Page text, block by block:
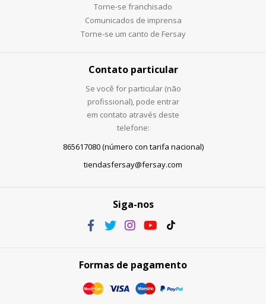
Torne-se franchisado
Comunicados de imprensa
Torne-se um canto de Fersay
Contato particular
Se você for particular (não
profissional), pode entrar
em contato através deste
telefone:
865617080 (número con tarifa nacional)
tiendasfersay@fersay.com
Siga-nos
Formas de pagamento